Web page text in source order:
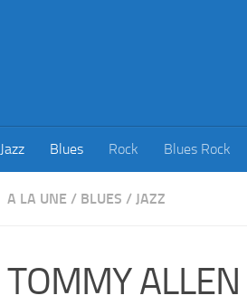
Jazz Blues Rock Blues Rock
A LA UNE / BLUES / JAZZ
TOMMY